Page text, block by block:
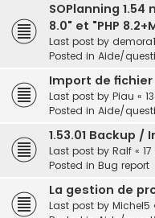
SOPlanning 1.54
8.0" et "PHP
Last post by
Posted in Aide/
Import de fichier
Last post by Piau «
Posted in Aide/
1.53.01 Backup /
Last post by Ralf «
Posted in Bug report
La gestion de
Last post by Michel5